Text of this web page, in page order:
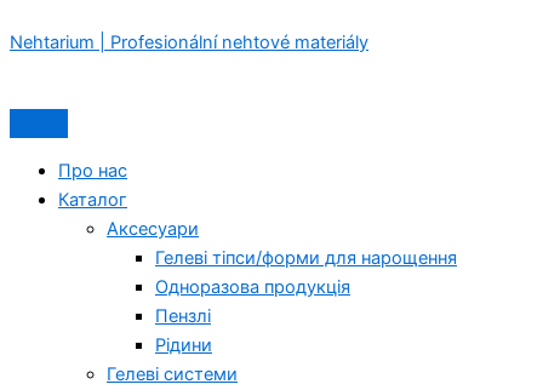
до
Nehtarium | Profesionální nehtové materiály
Про нас
Каталог
Аксесуари
Гелеві тіпси/форми для нарощення
Одноразова продукція
Пензлі
Рідини
Гелеві системи
BUILDER
№3